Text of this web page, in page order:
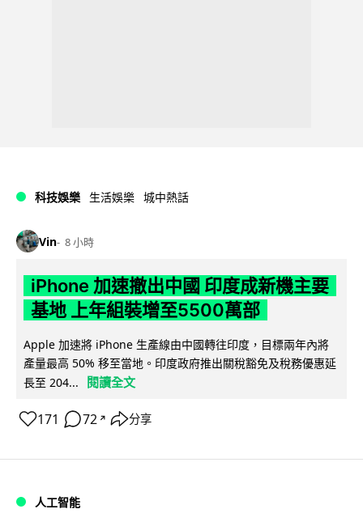
科技娛樂 生活娛樂 城中熱話
Vin 8 小時
iPhone 加速撤出中國 印度成新機主要
基地 上年組裝增至5500萬部
Apple 加速將 iPhone 生產線由中國轉往印度，目標兩年內將
產量最高 50% 移至當地。印度政府推出關稅豁免及稅務優惠延
長至 204...
閱讀全文
171 72 ↗ 分享
人工智能